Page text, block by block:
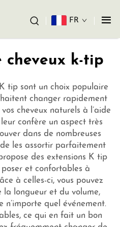
FR
cheveux k-tip
tip sont un choix populaire
changer rapidement
cheveux naturels à l’aide
confère un aspect très
dans de nombreuses
les assortir parfaitement
des extensions K tip
et confortables à
à celles-ci, vous pouvez
longueur et du volume,
n’importe quel événement.
ce qui en fait un bon